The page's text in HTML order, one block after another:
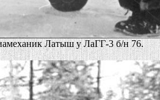
Латыш у ЛаГГ-3 б/н 76.